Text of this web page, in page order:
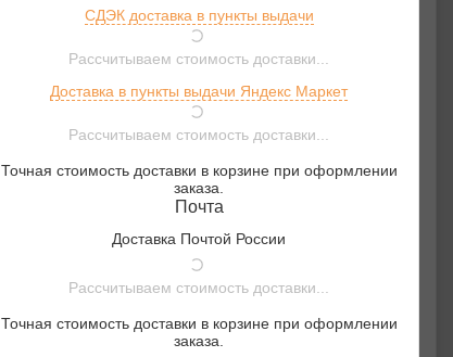
СДЭК доставка в пункты выдачи
Рассчитываем стоимость доставки...
Доставка в пункты выдачи Яндекс Маркет
Рассчитываем стоимость доставки...
Точная стоимость доставки в корзине при оформлении
заказа.
Почта
Доставка Почтой России
Рассчитываем стоимость доставки...
Точная стоимость доставки в корзине при оформлении
заказа.